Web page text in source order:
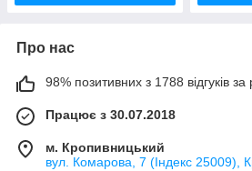
Про нас
98% позитивних з 1788 відгуків за
Працює з 30.07.2018
м. Кропивницький
вул. Комарова, 7 (Індекс 25009),